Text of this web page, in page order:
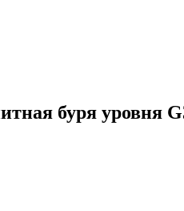
буря уровня